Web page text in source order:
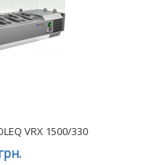
VRX 1500/330